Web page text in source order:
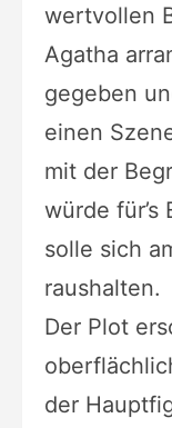
wertvollen
Agatha
gegeben
einen
mit der
würde für’s
solle sich
raushalten.
Der Plot
der